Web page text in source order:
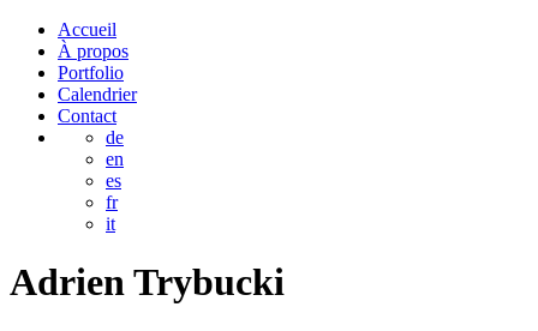
Accueil
À propos
Portfolio
Calendrier
Contact
de
en
es
fr
it
AdrienTrybucki